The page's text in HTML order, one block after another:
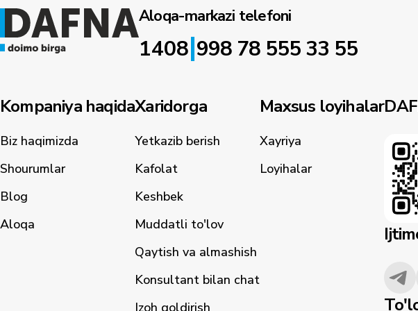
Aloqa-markazi telefoni
1408|998 78 555 33 55
Kompaniya haqida
Biz haqimizda
Shourumlar
Blog
Aloqa
Xaridorga
Yetkazib berish
Kafolat
Keshbek
Muddatli to'lov
Qaytish va almashish
Konsultant bilan chat
Izoh qoldirish
Maxsus loyihalar
Xayriya
Loyihalar